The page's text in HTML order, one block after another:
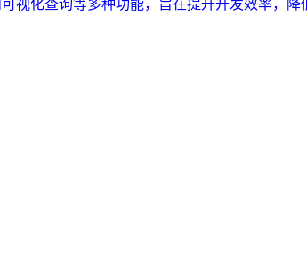
视化查询等多种功能，旨在提升开发效率，降